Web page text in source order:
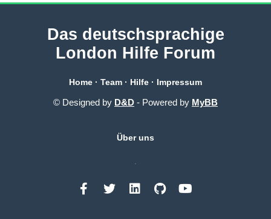
Das deutschsprachige
London Hilfe Forum
Home · Team · Hilfe · Impressum
© Designed by D&D - Powered by MyBB
Über uns
.